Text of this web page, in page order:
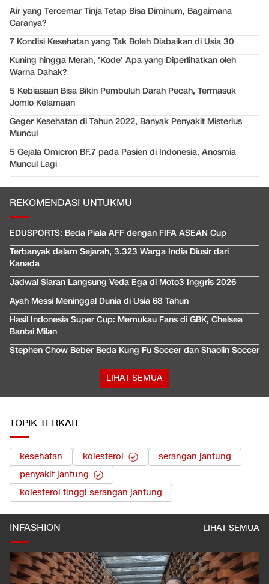
Air yang Tercemar Tinja Tetap Bisa Diminum, Bagaimana
Caranya?
7 Kondisi Kesehatan yang Tak Boleh Diabaikan di Usia 30
Kuning hingga Merah, 'Kode' Apa yang Diperlihatkan oleh
Warna Dahak?
5 Kebiasaan Bisa Bikin Pembuluh Darah Pecah, Termasuk
Jomlo Kelamaan
Geger Kesehatan di Tahun 2022, Banyak Penyakit Misterius
Muncul
5 Gejala Omicron BF.7 pada Pasien di Indonesia, Anosmia
Muncul Lagi
REKOMENDASI UNTUKMU
EDUSPORTS: Beda Piala AFF dengan FIFA ASEAN Cup
Terbanyak dalam Sejarah, 3.323 Warga India Diusir dari
Kanada
Jadwal Siaran Langsung Veda Ega di Moto3 Inggris 2026
Ayah Messi Meninggal Dunia di Usia 68 Tahun
Hasil Indonesia Super Cup: Memukau Fans di GBK, Chelsea
Bantai Milan
Stephen Chow Beber Beda Kung Fu Soccer dan Shaolin Soccer
LIHAT SEMUA
TOPIK TERKAIT
kesehatan kolesterol
serangan jantung
penyakit jantung
kolesterol tinggi serangan jantung
INFASHION LIHAT SEMUA